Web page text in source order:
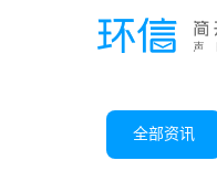
全部资讯